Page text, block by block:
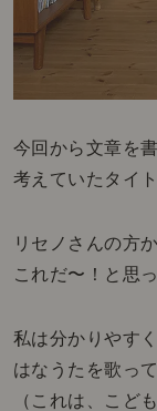
今回から文章を
考えていたタイト
リセノさんの方
これだ〜！と思
私は分かりやす
はなうたを歌っ
（これは、こど